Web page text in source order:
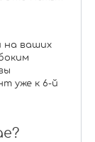
на ваших
уже к 6-й